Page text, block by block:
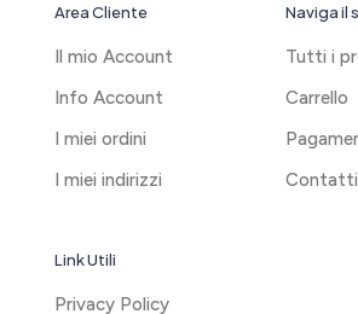
Area Cliente
Il mio Account
Info Account
I miei ordini
I miei indirizzi
Naviga il
Tutti i
Carrello
Contatti
Link Utili
Privacy Policy